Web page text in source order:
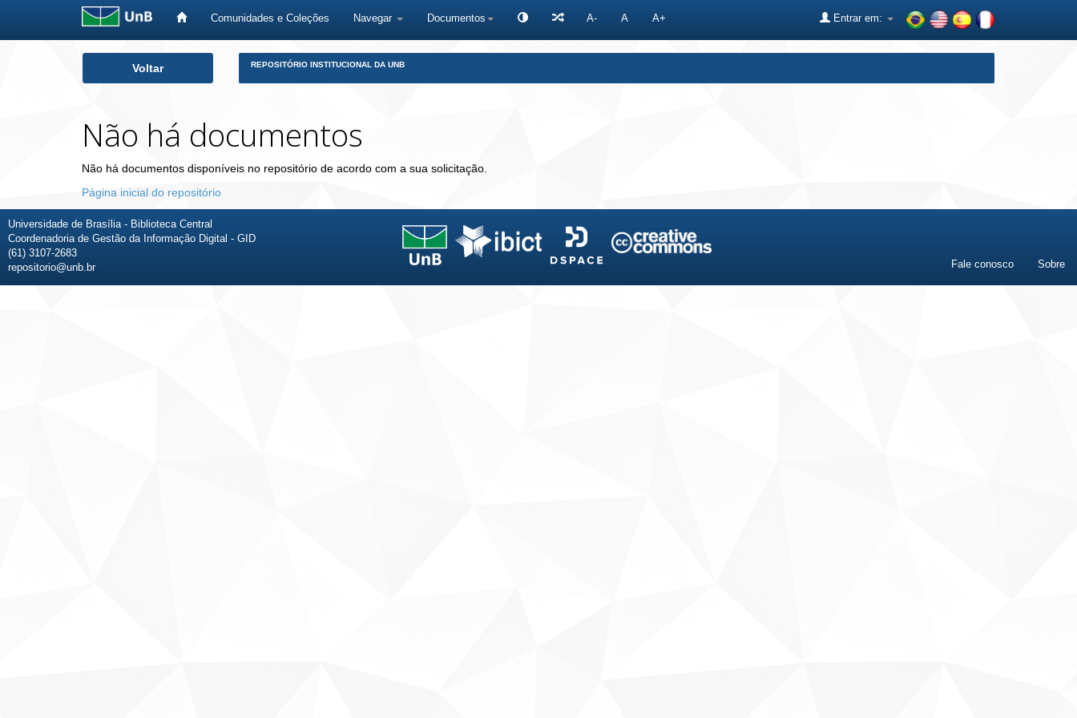
Comunidades e Coleções Navegar Documentos A- A A+ Entrar em:
Voltar REPOSITÓRIO INSTITUCIONAL DA UNB
Não há documentos
Não há documentos disponíveis no repositório de acordo com a sua solicitação.
Página inicial do repositório
Universidade de Brasília - Biblioteca Central
Coordenadoria de Gestão da Informação Digital - GID
(61) 3107-2683
repositorio@unb.br
Fale conosco Sobre